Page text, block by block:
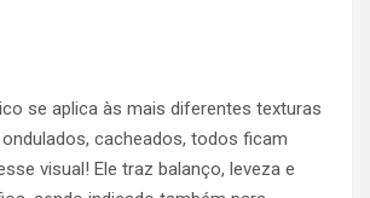
se aplica às mais diferentes texturas
cacheados, todos ficam
visual! Ele traz balanço, leveza e